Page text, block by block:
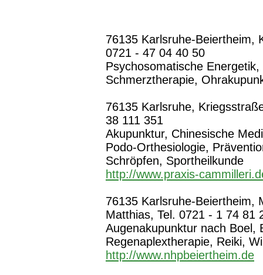
76135 Karlsruhe-Beiertheim,
0721 - 47 04 40 50
Psychosomatische
Schmerztherapie,
76135 Karlsruhe,
38 111 351
Akupunktur, Chinesische
Podo-Orthesiologie,
Schröpfen, Sportheilkunde
http://www.praxis-
76135 Karlsruhe-Beiertheim,
Matthias, Tel. 0721 - 1 74 81
Augenakupunktur nach Boel,
Regenaplextherapie, Reiki,
http://www.nhpbeiertheim.de